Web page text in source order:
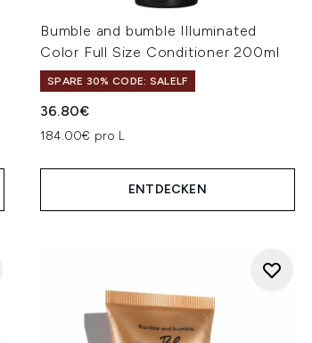
Bumble and bumble Illuminated
Color Full Size Conditioner 200ml
SPARE 30% CODE: SALELF
36.80€
184.00€ pro L
ENTDECKEN